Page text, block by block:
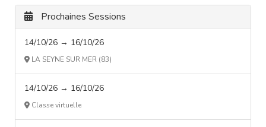
Prochaines Sessions
14/10/26 → 16/10/26
LA SEYNE SUR MER (83)
14/10/26 → 16/10/26
Classe virtuelle